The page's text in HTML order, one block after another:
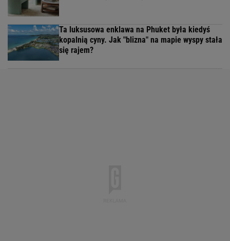
Ta luksusowa enklawa na Phuket była kiedyś
kopalnią cyny. Jak "blizna" na mapie wyspy stała
się rajem?